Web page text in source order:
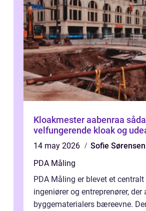
Kloakmester aabenraa sådan sikrer du
velfungerende kloak og
14 may 2026
Sofie Sørensen
PDA Måling
PDA Måling er blevet et
ingeniører og entreprenører, der
byggematerialers bæreevne.